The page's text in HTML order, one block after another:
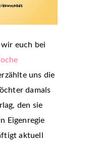
wir euch bei
uns die
damals
den sie
Eigenregie
aktuell